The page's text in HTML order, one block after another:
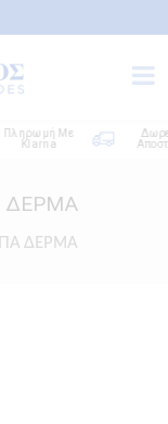
Με
Klarna
Δωρεάν
Αποστολή
ΔΕΡΜΑ
ΔΕΡΜΑ